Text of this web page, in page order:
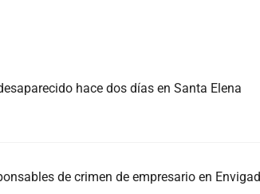
hace dos días en Santa Elena
de crimen de empresario en